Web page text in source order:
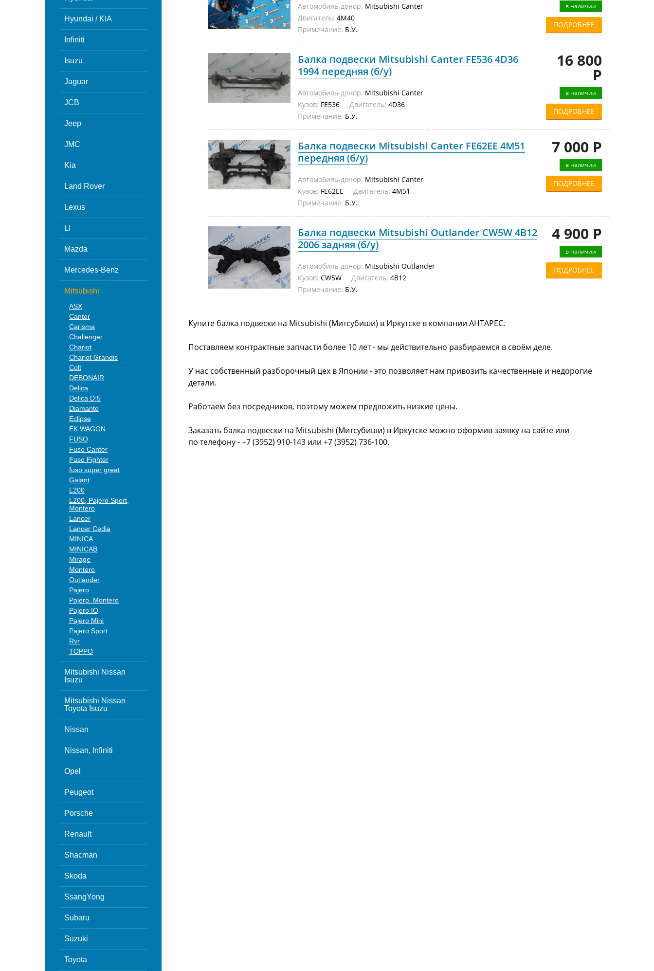
Hyundai / KIA
Infiniti
Isuzu
Jaguar
JCB
Jeep
JMC
Kia
Land Rover
Lexus
LI
Mazda
Mercedes-Benz
Mitsubishi
ASX
Canter
Carisma
Challenger
Chariot
Chariot Grandis
Colt
DEBONAIR
Delica
Delica D:5
Diamante
Eclipse
EK WAGON
FUSO
Fuso Canter
Fuso Fighter
fuso super great
Galant
L200
L200, Pajero Sport,
Montero
Lancer
Lancer Cedia
MINICA
MINICAB
Mirage
Montero
Outlander
Pajero
Pajero. Montero
Pajero IO
Pajero Mini
Pajero Sport
Rvr
TOPPO
Mitsubishi Nissan
Isuzu
Mitsubishi Nissan
Toyota Isuzu
Nissan
Nissan, Infiniti
Opel
Peugeot
Porsche
Renault
Shacman
Skoda
SsangYong
Subaru
Suzuki
Toyota
Автомобиль-донор: Mitsubishi Canter
Двигатель: 4M40
Примечание: Б.У.
в наличии
ПОДРОБНЕЕ
Балка подвески Mitsubishi Canter FE536 4D36
1994 передняя (б/у)
Автомобиль-донор: Mitsubishi Canter
Кузов: FE536 Двигатель: 4D36
Примечание: Б.У.
16 800
Р
в наличии
ПОДРОБНЕЕ
Балка подвески Mitsubishi Canter FE62EE 4M51
передняя (б/у)
Автомобиль-донор: Mitsubishi Canter
Кузов: FE62EE Двигатель: 4M51
Примечание: Б.У.
7 000 Р
в наличии
ПОДРОБНЕЕ
Балка подвески Mitsubishi Outlander CW5W 4B12
2006 задняя (б/у)
Автомобиль-донор: Mitsubishi Outlander
Кузов: CW5W Двигатель: 4B12
Примечание: Б.У.
4 900 Р
в наличии
ПОДРОБНЕЕ
Купите балка подвески на Mitsubishi (Митсубиши) в Иркутске в компании АНТАРЕС.
Поставляем контрактные запчасти более 10 лет - мы действительно разбираемся в своём деле.
У нас собственный разборочный цех в Японии - это позволяет нам привозить качественные и недорогие
детали.
Работаем без посредников, поэтому можем предложить низкие цены.
Заказать балка подвески на Mitsubishi (Митсубиши) в Иркутске можно оформив заявку на сайте или
по телефону - +7 (3952) 910-143 или +7 (3952) 736-100.